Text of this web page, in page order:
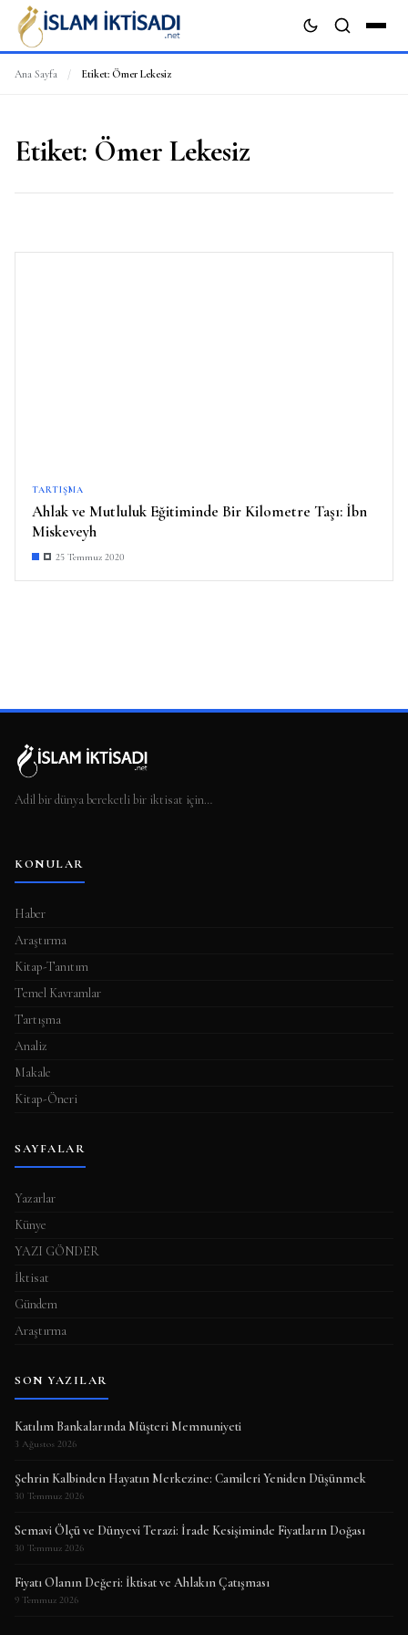
Ana Sayfa / Etiket: Ömer Lekesiz
Etiket: Ömer Lekesiz
TARTIŞMA
Ahlak ve Mutluluk Eğitiminde Bir Kilometre Taşı: İbn
Miskeveyh
25 Temmuz 2020
Adil bir dünya bereketli bir iktisat için…
KONULAR
Haber
Araştırma
Kitap-Tanıtım
Temel Kavramlar
Tartışma
Analiz
Makale
Kitap-Öneri
SAYFALAR
Yazarlar
Künye
YAZI GÖNDER
İktisat
Gündem
Araştırma
SON YAZILAR
Katılım Bankalarında Müşteri Memnuniyeti
3 Ağustos 2026
Şehrin Kalbinden Hayatın Merkezine: Camileri Yeniden Düşünmek
30 Temmuz 2026
Semavi Ölçü ve Dünyevi Terazi: İrade Kesişiminde Fiyatların Doğası
30 Temmuz 2026
Fiyatı Olanın Değeri: İktisat ve Ahlakın Çatışması
9 Temmuz 2026